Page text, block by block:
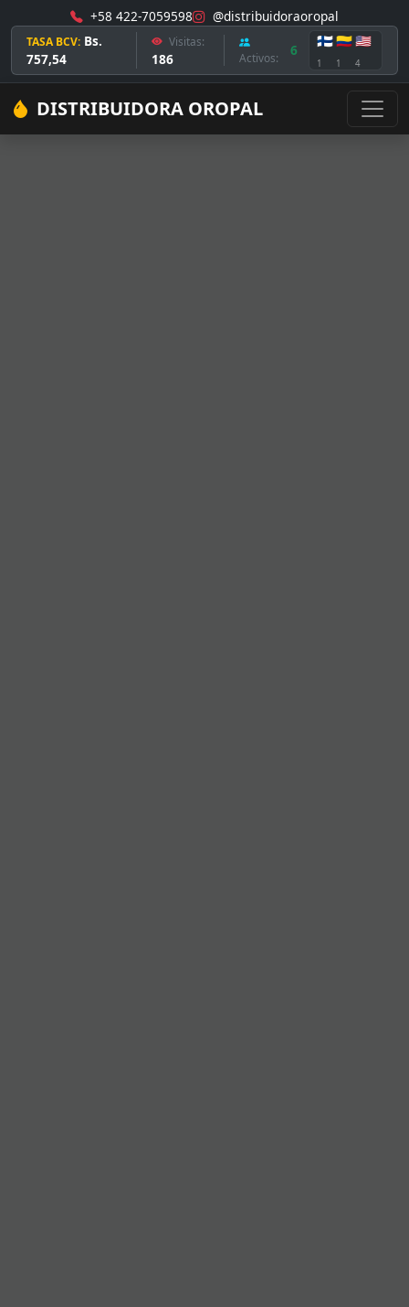
+58 422-7059598 @distribuidoraoropal
TASA BCV: Bs.
757,54
Visitas:
186 Activos: 6
🇫🇮
1
🇨🇴
1
🇺🇸
4
DISTRIBUIDORA OROPAL